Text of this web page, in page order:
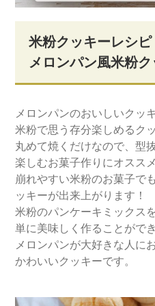
米粉クッキーレシ
メロンパン風米粉ク
メロンパンのおいしいクッ
米粉で思う存分楽しめるク
丸めて焼くだけなので、型
楽しむお菓子作りにオスス
崩れやすい米粉のお菓子で
ッキーが出来上がります！
米粉のパンケーキミックス
単に美味しく作ることがで
メロンパンが大好きな人に
かわいいクッキーです。